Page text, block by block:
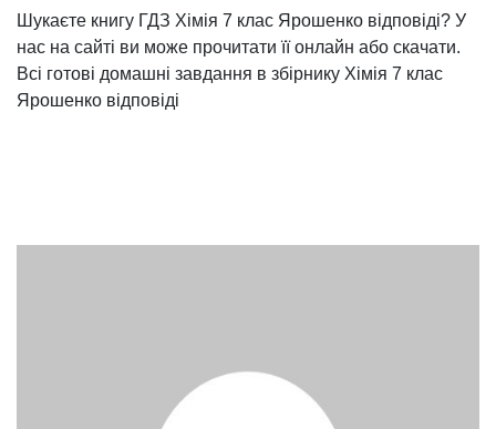
Шукаєте книгу ГДЗ Хімія 7 клас Ярошенко відповіді? У
нас на сайті ви може прочитати її онлайн або скачати.
Всі готові домашні завдання в збірнику Хімія 7 клас
Ярошенко відповіді